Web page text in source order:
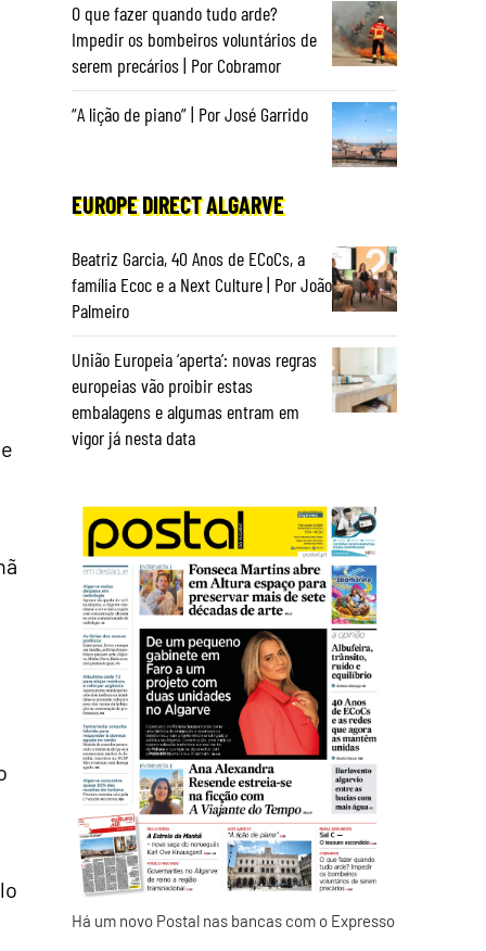
O que fazer quando tudo arde?
Impedir os bombeiros voluntários de
serem precários | Por Cobramor
“A lição de piano” | Por José Garrido
EUROPE DIRECT ALGARVE
Beatriz Garcia, 40 Anos de ECoCs, a
família Ecoc e a Next Culture | Por João
Palmeiro
União Europeia ‘aperta’: novas regras
europeias vão proibir estas
embalagens e algumas entram em
vigor já nesta data
Há um novo Postal nas bancas com o Expresso